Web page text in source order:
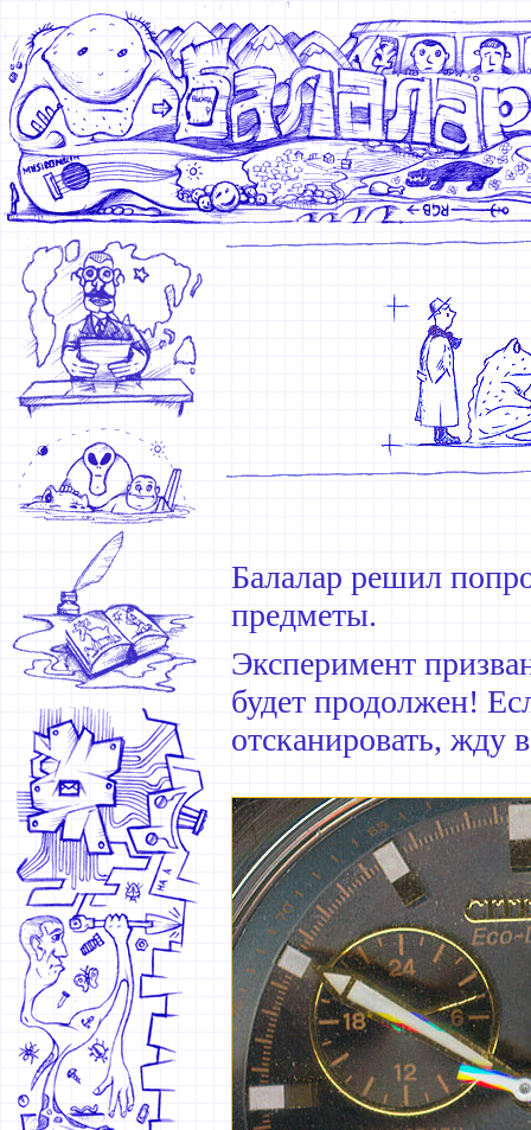
Балалар решил
предметы.
Эксперимент
будет продолжен!
отсканировать, жду